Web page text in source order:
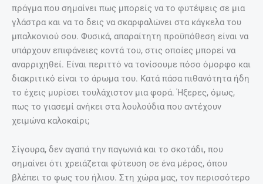
πράγμα που σημαίνει πως μπορείς να το φυτέψεις σε μια
γλάστρα και να το δεις να σκαρφαλώνει στα κάγκελα του
μπαλκονιού σου. Φυσικά, απαραίτητη προϋπόθεση είναι να
υπάρχουν επιφάνειες κοντά του, στις οποίες μπορεί να
αναρριχηθεί. Είναι περιττό να τονίσουμε πόσο όμορφο και
διακριτικό είναι το άρωμα του. Κατά πάσα πιθανότητα ήδη
το έχεις μυρίσει τουλάχιστον μια φορά. Ήξερες, όμως,
πως το γιασεμί ανήκει στα λουλούδια που αντέχουν
χειμώνα καλοκαίρι;
Σίγουρα, δεν αγαπά την παγωνιά και το σκοτάδι, που
σημαίνει ότι χρειάζεται φύτευση σε ένα μέρος, όπου
βλέπει το φως του ήλιου. Στη χώρα μας, τον περισσότερο